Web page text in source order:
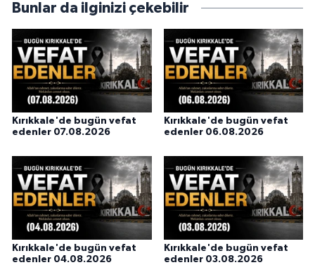
Bunlar da ilginizi çekebilir
Kırıkkale'de bugün vefat
edenler 07.08.2026
Kırıkkale'de bugün vefat
edenler 06.08.2026
Kırıkkale'de bugün vefat
edenler 04.08.2026
Kırıkkale'de bugün vefat
edenler 03.08.2026